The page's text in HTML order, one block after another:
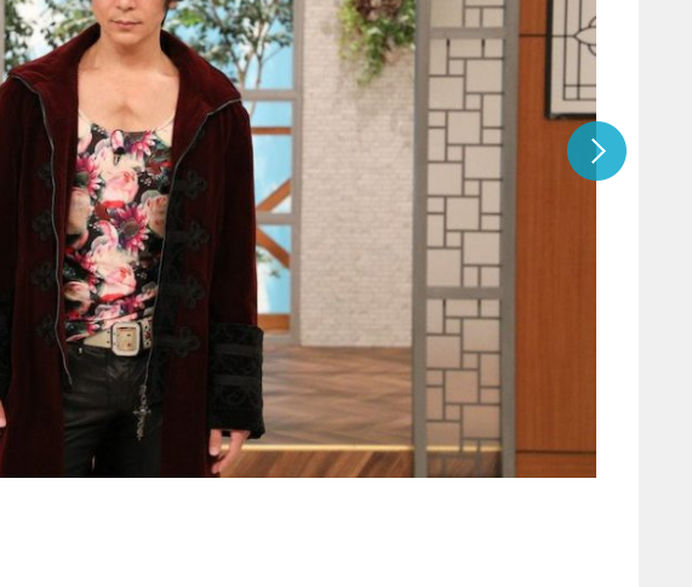
『アイ＝ラブ！げーみんぐ』＝LOV
E齋藤樹愛羅＆佐々木舞香SPインタ
ビュー